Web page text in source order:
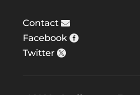
Contact
Facebook
Twitter